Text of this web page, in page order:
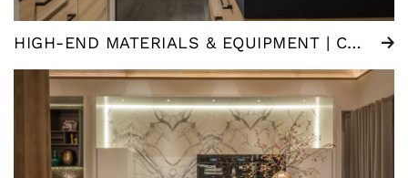
HIGH-END MATERIALS & EQUIPMENT | COCINA SIGNATURE